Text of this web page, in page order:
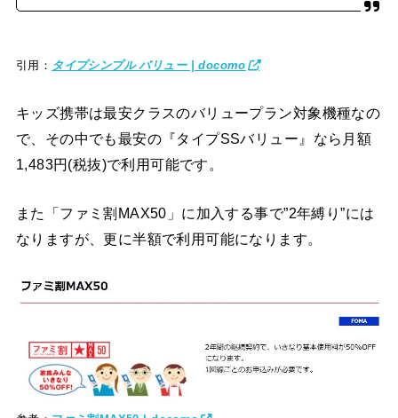
引用： タイプシンプル バリュー | docomo
キッズ携帯は最安クラスのバリュープラン対象機種なの
で、その中でも最安の『タイプSSバリュー』なら月額
1,483円(税抜)で利用可能です。
また「ファミ割MAX50」に加入する事で”2年縛り”には
なりますが、更に半額で利用可能になります。